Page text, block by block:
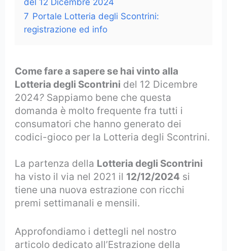
7 Portale Lotteria degli Scontrini:
registrazione ed info
Come fare a sapere se hai vinto alla
Lotteria degli Scontrini del 12 Dicembre
2024? Sappiamo bene che questa
domanda è molto frequente fra tutti i
consumatori che hanno generato dei
codici-gioco per la Lotteria degli Scontrini.
La partenza della Lotteria degli Scontrini
ha visto il via nel 2021 il 12/12/2024 si
tiene una nuova estrazione con ricchi
premi settimanali e mensili.
Approfondiamo i dettegli nel nostro
articolo dedicato all’Estrazione della